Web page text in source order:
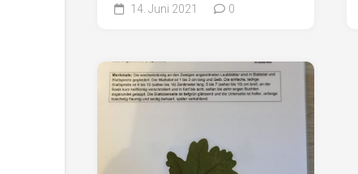
14. Juni 2021 0